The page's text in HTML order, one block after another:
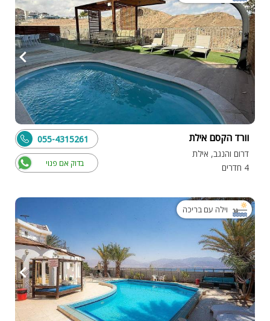
וורד הקסם אילת
דרום והנגב, אילת
4 חדרים
בדוק אם פנוי
055-4315261
וילה עם בריכה